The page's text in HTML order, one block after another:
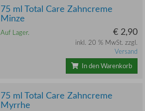
75 ml Total Care Zahncreme
Minze
Auf Lager. € 2,90
inkl. 20 % MwSt. zzgl.
Versand
In den Warenkorb
75 ml Total Care Zahncreme
Myrrhe